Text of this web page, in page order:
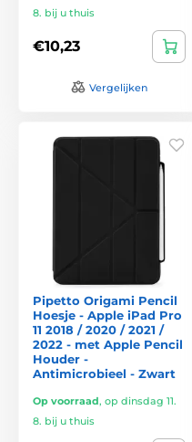
8. bij u thuis
€10,23
Vergelijken
Pipetto Origami Pencil
Hoesje - Apple iPad Pro
11 2018 / 2020 / 2021 /
2022 - met Apple Pencil
Houder -
Antimicrobieel - Zwart
Op voorraad, op dinsdag 11.
8. bij u thuis